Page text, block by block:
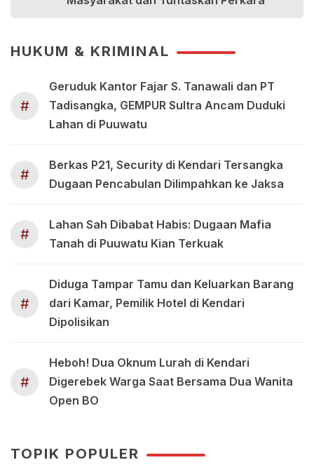
HUKUM & KRIMINAL
#
Geruduk Kantor Fajar S. Tanawali dan PT
Tadisangka, GEMPUR Sultra Ancam Duduki
Lahan di Puuwatu
#
Berkas P21, Security di Kendari Tersangka
Dugaan Pencabulan Dilimpahkan ke Jaksa
#
Lahan Sah Dibabat Habis: Dugaan Mafia
Tanah di Puuwatu Kian Terkuak
#
Diduga Tampar Tamu dan Keluarkan Barang
dari Kamar, Pemilik Hotel di Kendari
Dipolisikan
#
Heboh! Dua Oknum Lurah di Kendari
Digerebek Warga Saat Bersama Dua Wanita
Open BO
TOPIK POPULER